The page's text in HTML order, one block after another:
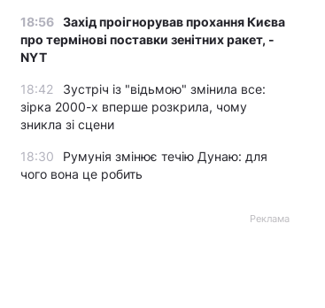
18:56 Захід проігнорував прохання Києва
про термінові поставки зенітних ракет, -
NYT
18:42
Зустріч із "відьмою" змінила все:
зірка 2000-х вперше розкрила, чому
зникла зі сцени
18:30
Румунія змінює течію Дунаю: для
чого вона це робить
Реклама